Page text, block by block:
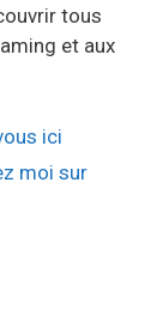
tous
et aux
ici
moi sur